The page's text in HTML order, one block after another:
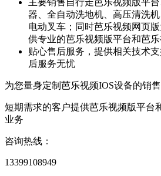
器、全自动洗地机、高压清
电动叉车；同时芭乐视频网页
供专业的芭乐视频版平台和芭
贴心售后服务，提供相关技术支
后服务无忧
为您量身定制芭乐视频IOS设备的销售
短期需求的客户提供芭乐视频版平台
业务
咨询热线：
13399108949